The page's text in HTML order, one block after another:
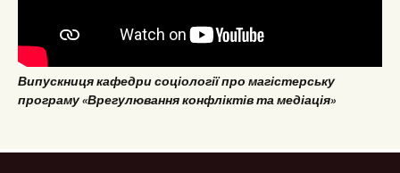
Випускниця кафедри соціології про магістерську
програму «Врегулювання конфліктів та медіація»